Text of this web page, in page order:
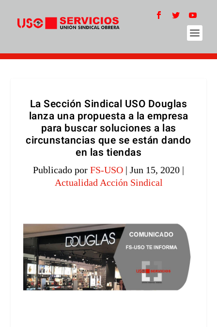
La Sección Sindical USO Douglas
lanza una propuesta a la empresa
para buscar soluciones a las
circunstancias que se están dando
en las tiendas
Publicado por FS-USO | Jun 15, 2020 |
Actualidad Acción Sindical